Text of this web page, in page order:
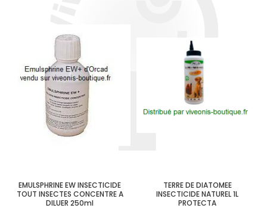
EMULSPHRINE EW INSECTICIDE
TOUT INSECTES CONCENTRE A
DILUER 250ml
TERRE DE DIATOMEE
INSECTICIDE NATUREL 1L
PROTECTA